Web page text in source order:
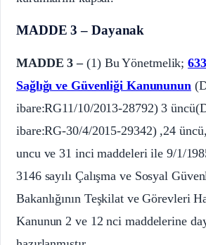
MADDE 3 – Dayanak
MADDE 3 –(1) Bu Yönetmelik;
Sağlığı ve Güvenliği Kanununun
ibare:RG11/10/2013-28792) 3
ibare:RG-30/4/2015-29342) ,24
uncu ve 31 inci maddeleri ile 9/1/
3146 sayılı Çalışma ve Sosyal
Bakanlığının Teşkilat ve Görevleri
Kanunun 2 ve 12 nci maddelerine